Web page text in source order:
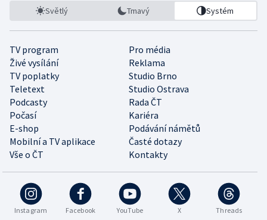
Světlý Tmavý Systém
TV program
Pro média
Živé vysílání
Reklama
TV poplatky
Studio Brno
Teletext
Studio Ostrava
Podcasty
Rada ČT
Počasí
Kariéra
E-shop
Podávání námětů
Mobilní a TV aplikace
Časté dotazy
Vše o ČT
Kontakty
Instagram Facebook YouTube X Threads